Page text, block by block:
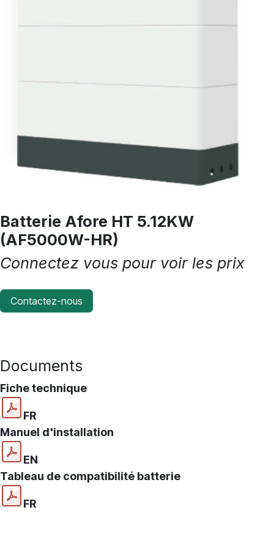
Batterie Afore HT 5.12KW
(AF5000W-HR)
Connectez vous pour voir les prix
Contactez-nous
Documents
Fiche technique
FR
Manuel d'installation
EN
Tableau de compatibilité batterie
FR